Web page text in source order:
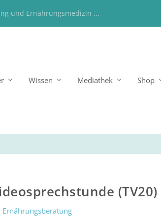
und Ernährungsmedizin ...
Wissen Mediathek Shop
(TV20)
Ernährungsberatung